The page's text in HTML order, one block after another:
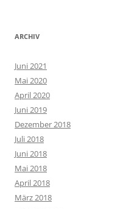
ARCHIV
Juni 2021
Mai 2020
April 2020
Juni 2019
Dezember 2018
Juli 2018
Juni 2018
Mai 2018
April 2018
März 2018